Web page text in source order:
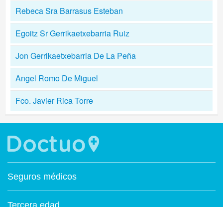
Rebeca Sra Barrasus Esteban
Egoitz Sr Gerrikaetxebarria Ruiz
Jon Gerrikaetxebarria De La Peña
Angel Romo De Miguel
Fco. Javier Rica Torre
Seguros médicos
Tercera edad